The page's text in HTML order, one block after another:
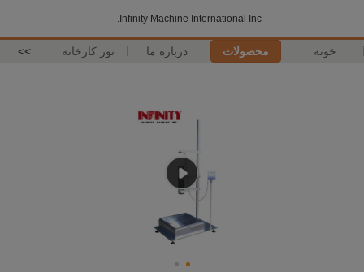
Infinity Machine International Inc.
خونه محصولات درباره ما تور کارخانه >>